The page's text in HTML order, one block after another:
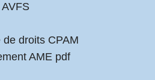
droits CPAM
AME pdf